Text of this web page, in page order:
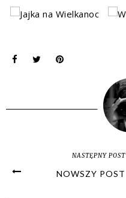
NASTĘPNY POST
NOWSZY POST